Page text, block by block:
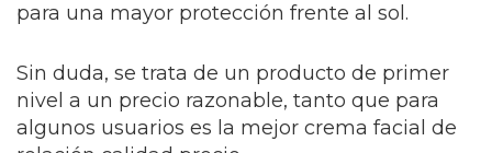
para una mayor protección frente al sol.
Sin duda, se trata de un producto de primer
nivel a un precio razonable, tanto que para
algunos usuarios es la mejor crema facial de